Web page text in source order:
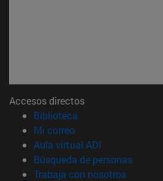
Accesos directos
Biblioteca
Mi correo(abre en nueva
Aula virtual ADI
Búsqueda de personas(abre
Trabaja con nosotros(abre en